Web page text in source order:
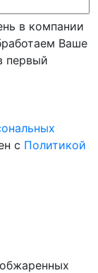
в компании
Ваше
первый
с Политикой